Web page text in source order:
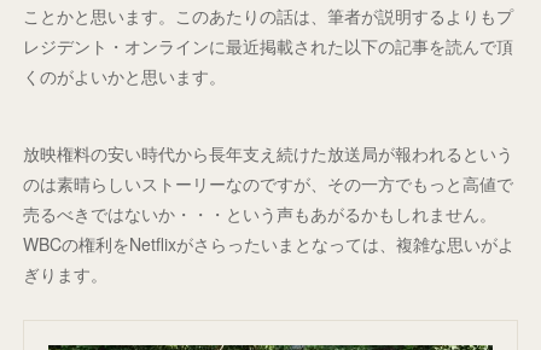
ことかと思います。このあたりの話は、筆者が説明するよりもプ
レジデント・オンラインに最近掲載された以下の記事を読んで頂
くのがよいかと思います。
放映権料の安い時代から長年支え続けた放送局が報われるという
のは素晴らしいストーリーなのですが、その一方でもっと高値で
売るべきではないか・・・という声もあがるかもしれません。
WBCの権利をNetflixがさらったいまとなっては、複雑な思いがよ
ぎります。